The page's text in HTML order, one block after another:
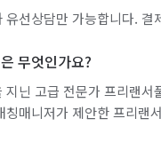
유선상담만 가능합니다. 결
무엇인가요?
지닌 고급 전문가 프리랜
칭매니저가 제안한 프리랜